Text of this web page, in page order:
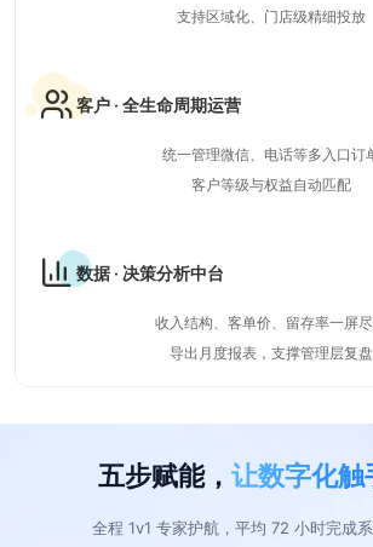
支持区域化、门店级精细投放
客户 · 全生命周期运营
统一管理微信、电话等多入口订
客户等级与权益自动匹配
数据 · 决策分析中台
收入结构、客单价、留存率一屏
导出月度报表，支撑管理层复盘
五步赋能， 让数字化触
全程 1v1 专家护航，平均 72 小时完成